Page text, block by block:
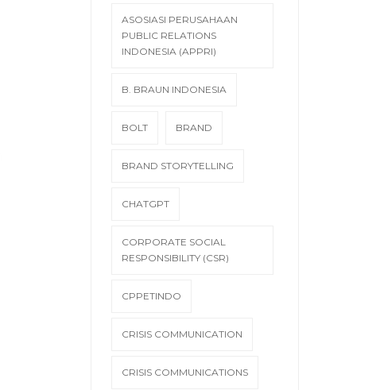
ASOSIASI PERUSAHAAN
PUBLIC RELATIONS
INDONESIA (APPRI)
B. BRAUN INDONESIA
BOLT BRAND
BRAND STORYTELLING
CHATGPT
CORPORATE SOCIAL
RESPONSIBILITY (CSR)
CPPETINDO
CRISIS COMMUNICATION
CRISIS COMMUNICATIONS